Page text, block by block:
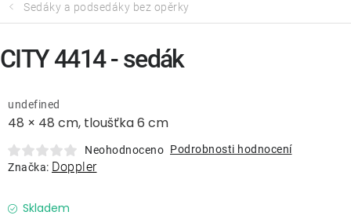
Sedáky a podsedáky bez opěrky
48 × 48 cm, tloušťka 6 cm
undefined
Neohodnoceno Podrobnosti hodnocení
Značka: Doppler
Skladem
CITY 4414 - sedák